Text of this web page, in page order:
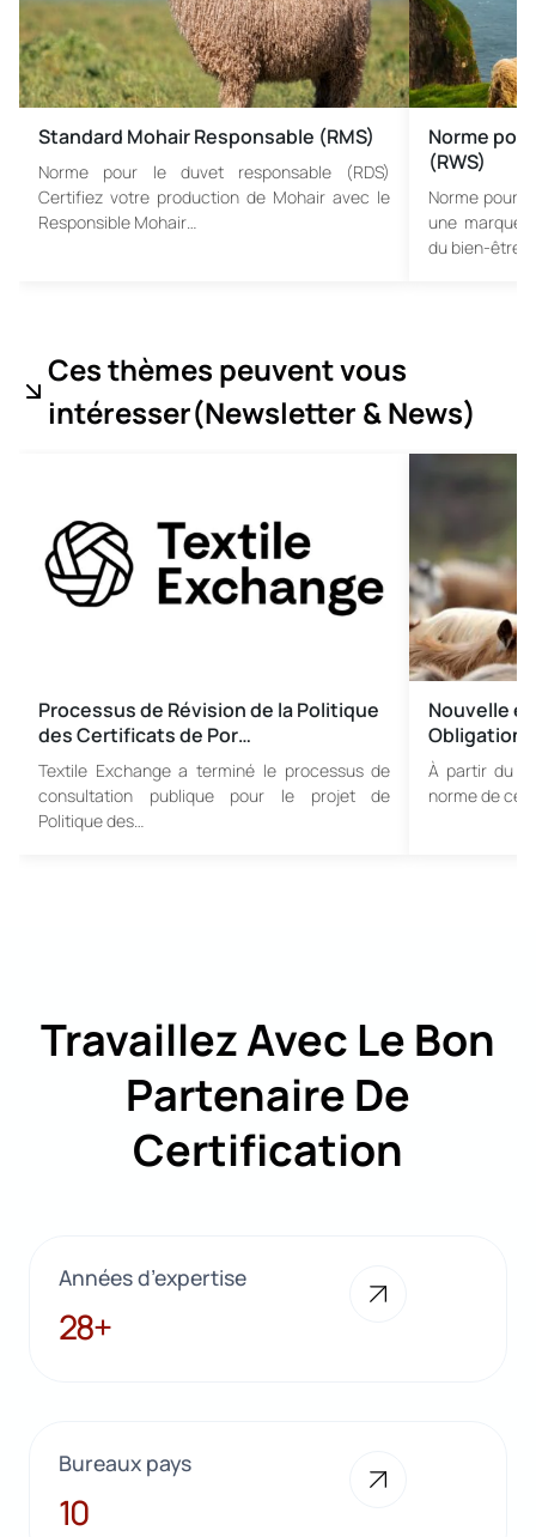
Standard Mohair Responsable (RMS)
Norme pour le duvet responsable (RDS)
Certifiez votre production de Mohair avec le
Responsible Mohair…
Norme
(RWS)
Norme pour
une marque
du bien-être…
Ces thèmes peuvent vous
intéresser(Newsletter & News)
Processus de Révision de la Politique
des Certificats de Por…
Textile Exchange a terminé le processus de
consultation publique pour le projet de
Politique des…
Nouvelle
Obligation
À partir du
norme de
Travaillez Avec Le Bon
Partenaire De
Certification
Années d’expertise
28+
28+
Bureaux pays
10
10